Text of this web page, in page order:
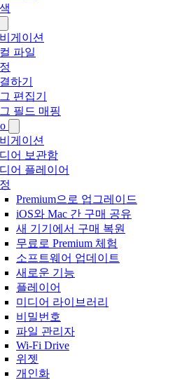
게이션
파일
하기
편집기
필드 매핑
게이션
어 보관함
어 플레이어
Premium으로 업그레이드
iOS와 Mac 간 구매 공유
새 기기에서 구매 복원
무료로 Premium 체험
소프트웨어 업데이트
새로운 기능
플레이어
미디어 라이브러리
비밀번호
파일 관리자
Wi-Fi Drive
위젯
개인화